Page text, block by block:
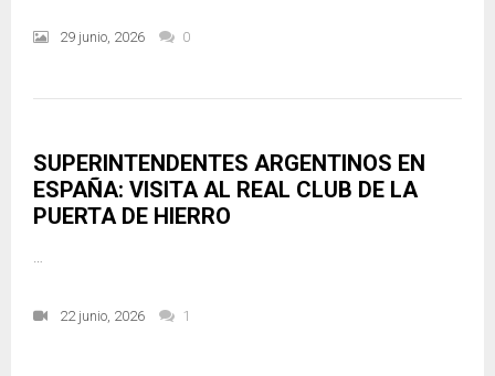
29 junio, 2026 0
SUPERINTENDENTES ARGENTINOS EN
ESPAÑA: VISITA AL REAL CLUB DE LA
PUERTA DE HIERRO
22 junio, 2026 1